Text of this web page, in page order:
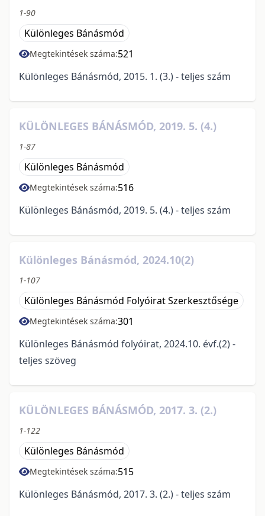
1-90
Különleges Bánásmód
Megtekintések száma:521
Különleges Bánásmód, 2015. 1. (3.) - teljes szám
KÜLÖNLEGES BÁNÁSMÓD, 2019. 5. (4.)
1-87
Különleges Bánásmód
Megtekintések száma:516
Különleges Bánásmód, 2019. 5. (4.) - teljes szám
Különleges Bánásmód, 2024.10(2)
1-107
Különleges Bánásmód Folyóirat Szerkesztősége
Megtekintések száma:301
Különleges Bánásmód folyóirat, 2024.10. évf.(2) -
teljes szöveg
KÜLÖNLEGES BÁNÁSMÓD, 2017. 3. (2.)
1-122
Különleges Bánásmód
Megtekintések száma:515
Különleges Bánásmód, 2017. 3. (2.) - teljes szám